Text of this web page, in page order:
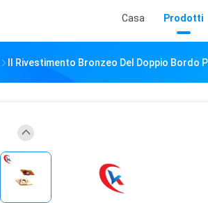
Casa Prodotti
Il Rivestimento Bronzeo Del Doppio Bordo